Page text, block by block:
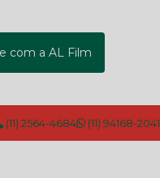
com a AL Film
(11) 2564-4684 (11) 94168-2041